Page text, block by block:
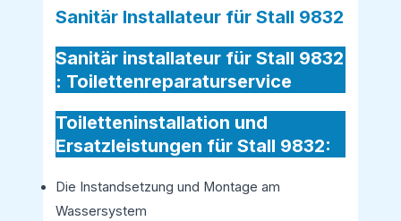
Sanitär Installateur für Stall 9832
Sanitär installateur für Stall 9832
: Toilettenreparaturservice
Toiletteninstallation und
Ersatzleistungen für Stall 9832:
Die Instandsetzung und Montage am
Wassersystem